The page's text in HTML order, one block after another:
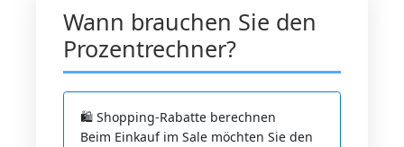
Wann brauchen Sie den
Prozentrechner?
🛍️ Shopping-Rabatte berechnen
Beim Einkauf im Sale möchten Sie den